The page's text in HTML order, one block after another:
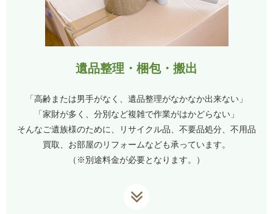
遺品整理・梱包・搬出
「高齢または男手がなく、遺品整理がなかなか出来ない」
「家財が多く、分別など複雑で作業がはかどらない」
そんなご遺族様のために、リサイクル品、不要品処分、不用品
買取、お部屋のリフォームなども承っています。
（※別途料金が必要となります。）